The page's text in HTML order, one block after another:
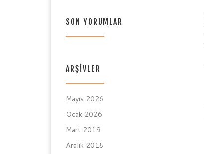
SON YORUMLAR
ARŞIVLER
Mayıs 2026
Ocak 2026
Mart 2019
Aralık 2018